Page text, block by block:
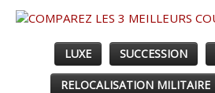
ESPACE COURTIER ▼
LUXE SUCCESSION
RELOCALISATION MILITAIRE